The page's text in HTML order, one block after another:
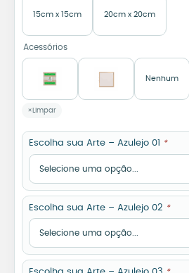
15cm x 15cm 20cm x 20cm
Acessórios
Nenhum
Limpar
Escolha sua Arte – Azulejo 01 *
Escolha sua Arte – Azulejo 02 *